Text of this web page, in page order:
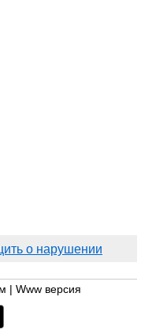
о нарушении
Www версия